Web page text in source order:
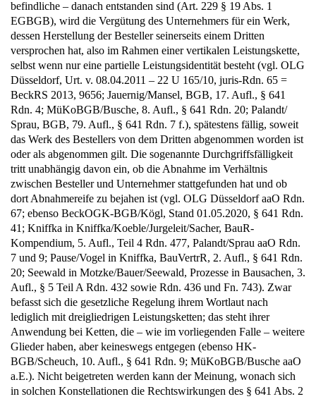
befindliche – danach entstanden sind (Art. 229 § 19 Abs. 1
EGBGB), wird die Vergütung des Unternehmers für ein Werk,
dessen Herstellung der Besteller seinerseits einem Dritten
versprochen hat, also im Rahmen einer vertikalen Leistungskette,
selbst wenn nur eine partielle Leistungsidentität besteht (vgl. OLG
Düsseldorf, Urt. v. 08.04.2011 – 22 U 165/10, juris-Rdn. 65 =
BeckRS 2013, 9656; Jauernig/Mansel, BGB, 17. Aufl., § 641
Rdn. 4; MüKoBGB/Busche, 8. Aufl., § 641 Rdn. 20; Palandt/
Sprau, BGB, 79. Aufl., § 641 Rdn. 7 f.), spätestens fällig, soweit
das Werk des Bestellers von dem Dritten abgenommen worden ist
oder als abgenommen gilt. Die sogenannte Durchgriffsfälligkeit
tritt unabhängig davon ein, ob die Abnahme im Verhältnis
zwischen Besteller und Unternehmer stattgefunden hat und ob
dort Abnahmereife zu bejahen ist (vgl. OLG Düsseldorf aaO Rdn.
67; ebenso BeckOGK-BGB/Kögl, Stand 01.05.2020, § 641 Rdn.
41; Kniffka in Kniffka/Koeble/Jurgeleit/Sacher, BauR-
Kompendium, 5. Aufl., Teil 4 Rdn. 477, Palandt/Sprau aaO Rdn.
7 und 9; Pause/Vogel in Kniffka, BauVertrR, 2. Aufl., § 641 Rdn.
20; Seewald in Motzke/Bauer/Seewald, Prozesse in Bausachen, 3.
Aufl., § 5 Teil A Rdn. 432 sowie Rdn. 436 und Fn. 743). Zwar
befasst sich die gesetzliche Regelung ihrem Wortlaut nach
lediglich mit dreigliedrigen Leistungsketten; das steht ihrer
Anwendung bei Ketten, die – wie im vorliegenden Falle – weitere
Glieder haben, aber keineswegs entgegen (ebenso HK-
BGB/Scheuch, 10. Aufl., § 641 Rdn. 9; MüKoBGB/Busche aaO
a.E.). Nicht beigetreten werden kann der Meinung, wonach sich
in solchen Konstellationen die Rechtswirkungen des § 641 Abs. 2